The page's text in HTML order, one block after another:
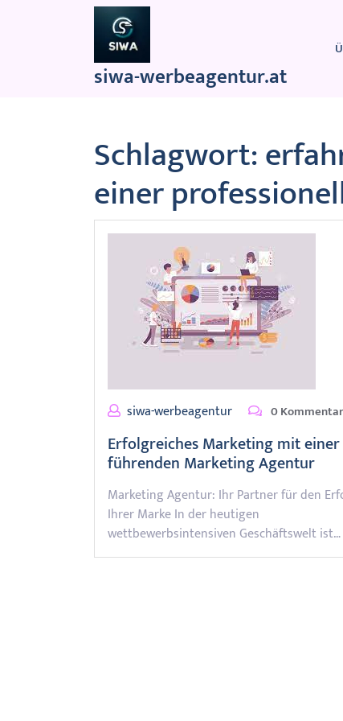
siwa-werbeagentur.at
Schlagwort:
einer
siwa-werbeagentur 0
Erfolgreiches Marketing mit einer
führenden Marketing Agentur
Marketing Agentur: Ihr Partner für den
Ihrer Marke In der heutigen
wettbewerbsintensiven Geschäftswelt ist…